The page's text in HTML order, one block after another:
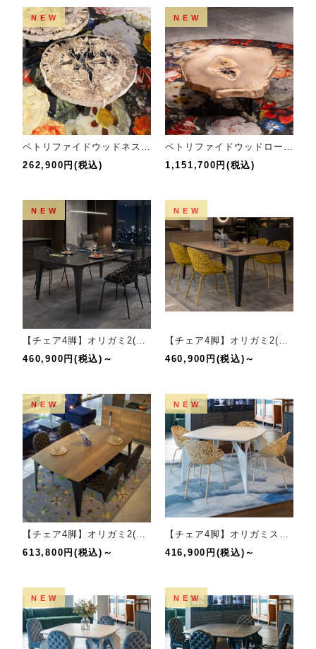
NEW
ペトリファイドウッドネストテーブルL
262,900円(税込)
NEW
ペトリファイドウッドローテーブル
1,151,700円(税込)
NEW
460,900円(税込)～
NEW
460,900円(税込)～
NEW
613,800円(税込)～
NEW
416,900円(税込)～
NEW NEW